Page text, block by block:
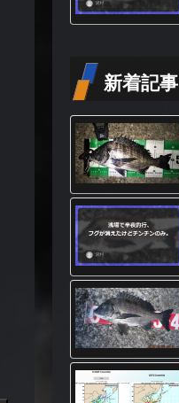
新着記事